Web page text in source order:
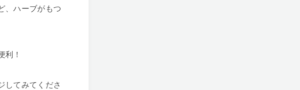
、ハーブがもつ
利！
してみてくださ